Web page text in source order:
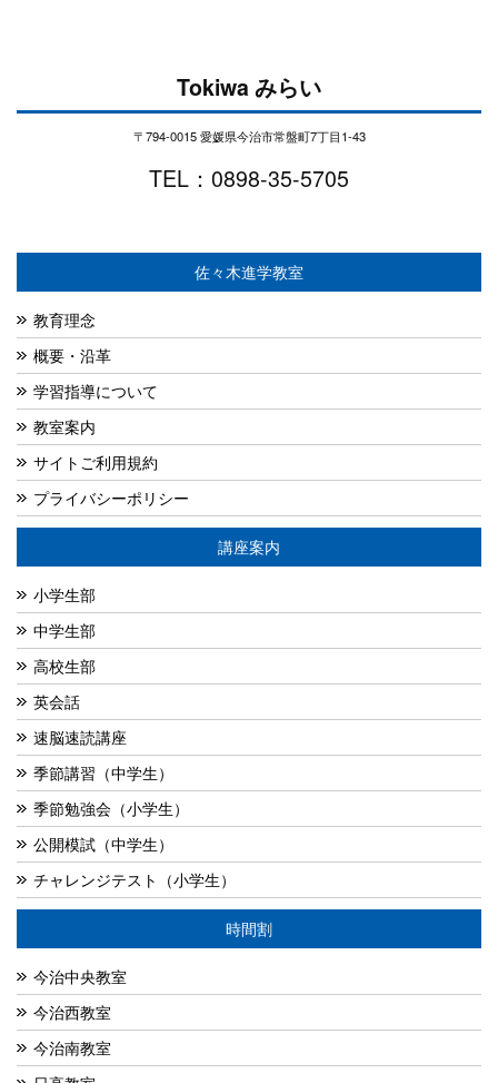
Tokiwa みらい
〒794-0015 愛媛県今治市常盤町7丁目1-43
TEL：0898-35-5705
佐々木進学教室
教育理念
概要・沿革
学習指導について
教室案内
サイトご利用規約
プライバシーポリシー
講座案内
小学生部
中学生部
高校生部
英会話
速脳速読講座
季節講習（中学生）
季節勉強会（小学生）
公開模試（中学生）
チャレンジテスト（小学生）
時間割
今治中央教室
今治西教室
今治南教室